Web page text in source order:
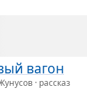
вагон
· рассказ